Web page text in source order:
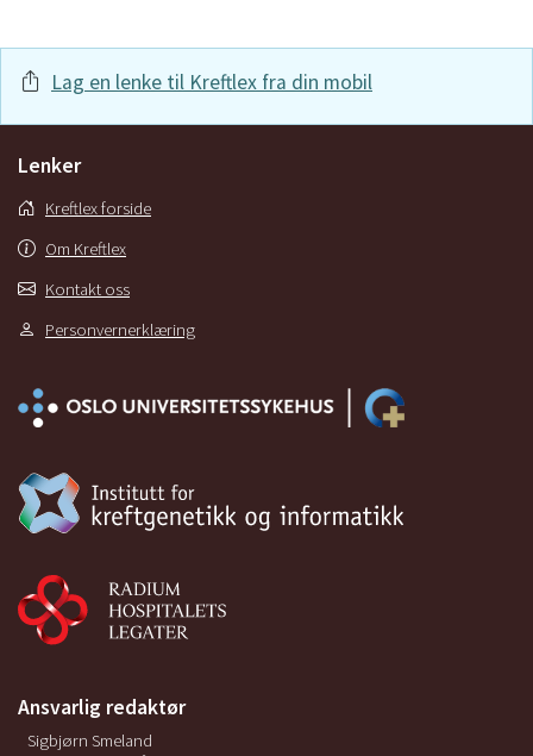
Lag en lenke til Kreftlex fra din mobil
Lenker
Kreftlex forside
Om Kreftlex
Kontakt oss
Personvernerklæring
Ansvarlig redaktør
Sigbjørn Smeland